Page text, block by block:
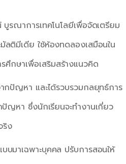
บูรณาการเทคโนโลยีเพื่อจัดเตรียม
ลติมีเดีย ใช้ห้องทดลองเสมือนใน
กษาเพื่อเสริมสร้างแนวคิด
ากปัญหา และได้รวบรวมกลยุทธ์การ
ปัญหา ซึ่งนักเรียนจะทำงานเกี่ยว
ริง
บมาเฉพาะบุคคล ปรับการสอนให้